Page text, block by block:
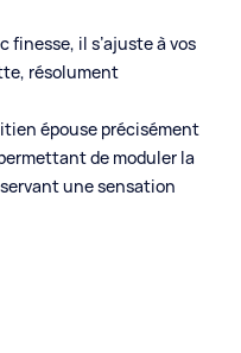
finesse, il s’ajuste à vos
résolument
épouse précisément
de moduler la
une sensation